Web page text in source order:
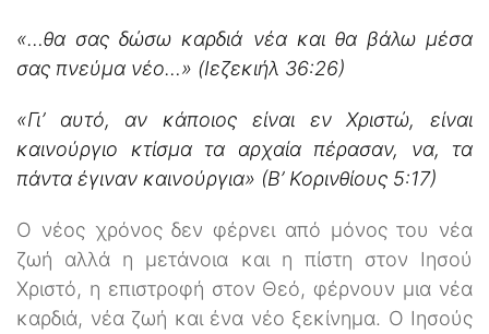
«…θα σας δώσω καρδιά νέα και θα βάλω μέσα
σας πνεύμα νέο…» (Ιεζεκιήλ 36:26)
«Γι’ αυτό, αν κάποιος είναι εν Χριστώ, είναι
καινούργιο κτίσμα τα αρχαία πέρασαν, να, τα
πάντα έγιναν καινούργια» (Β’ Κορινθίους 5:17)
Ο νέος χρόνος δεν φέρνει από μόνος του νέα
ζωή αλλά η μετάνοια και η πίστη στον Ιησού
Χριστό, η επιστροφή στον Θεό, φέρνουν μια νέα
καρδιά, νέα ζωή και ένα νέο ξεκίνημα. Ο Ιησούς